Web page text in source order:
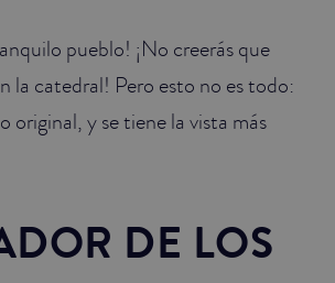
pueblo! ¡No creerás que
la catedral! Pero esto no es todo:
original, y se tiene la vista más
DE LOS